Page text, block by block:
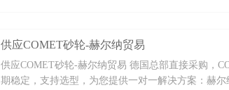
供应COMET砂轮-赫尔纳贸易
供应COMET砂轮-赫尔纳贸易 德国总部直接采购，
期稳定，支持选型，为您提供一对一解决方案：赫